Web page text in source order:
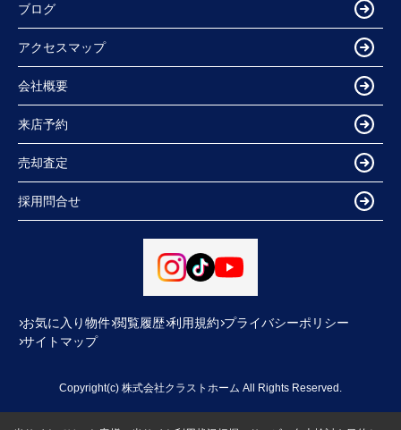
ブログ
アクセスマップ
会社概要
来店予約
売却査定
採用問合せ
お気に入り物件 閲覧履歴 利用規約 プライバシーポリシー
サイトマップ
Copyright(c) 株式会社クラストホーム All Rights Reserved.